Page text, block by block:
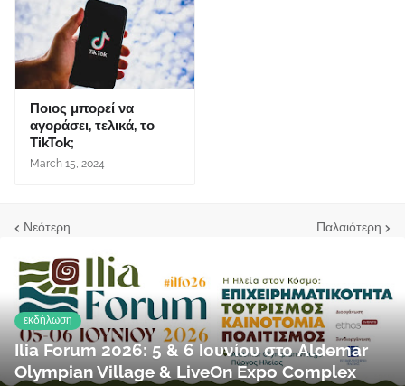
Ποιος μπορεί να
αγοράσει, τελικά, το
TikTok;
March 15, 2024
Νεότερη Παλαιότερη
εκδήλωση
Ilia Forum 2026: 5 & 6 Ιουνίου στο Aldemar
Olympian Village & LiveOn Expo Complex